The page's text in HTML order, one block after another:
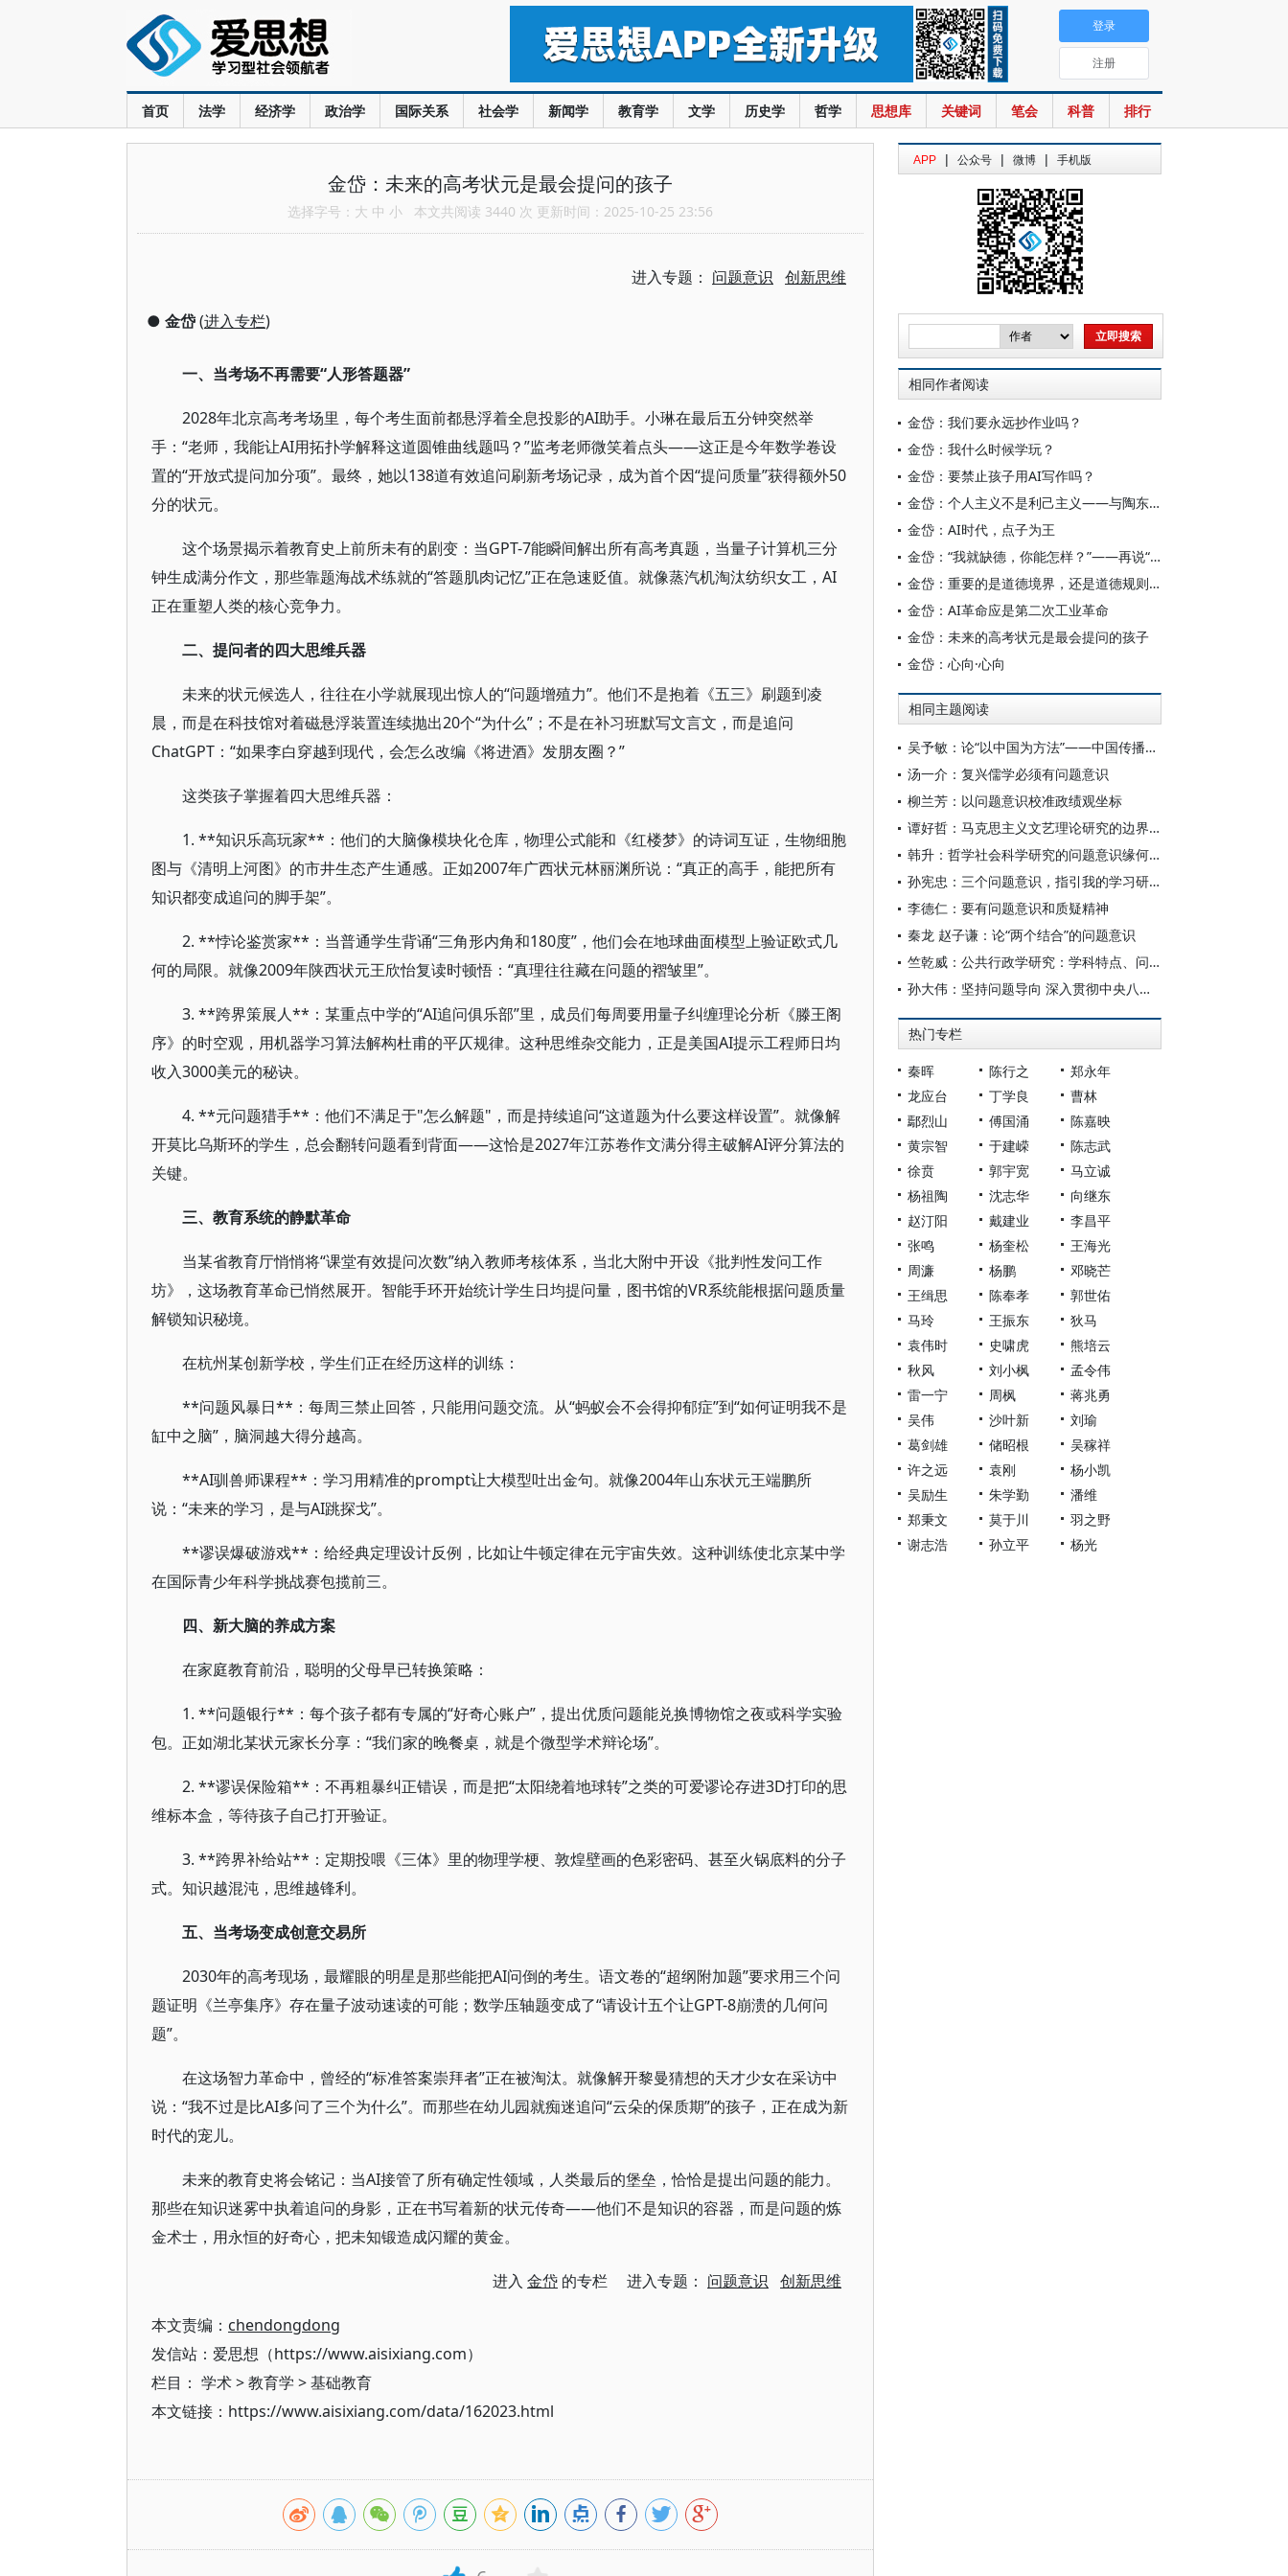
首页 法学 经济学 政治学 国际关系 社会学 新闻学 教育学 文学 历史学 哲学 思想库 关键词 笔会 科普 排行
登录
注册
金岱：未来的高考状元是最会提问的孩子
选择字号： 大 中 小 本文共阅读 3440 次 更新时间：2025-10-25 23:56
进入专题： 问题意识 创新思维
● 金岱(进入专栏)
一、当考场不再需要“人形答题器”
2028年北京高考考场里，每个考生面前都悬浮着全息投影的AI助手。小琳在最后五分钟突然举
手：“老师，我能让AI用拓扑学解释这道圆锥曲线题吗？”监考老师微笑着点头——这正是今年数学卷设
置的“开放式提问加分项”。最终，她以138道有效追问刷新考场记录，成为首个因“提问质量”获得额外50
分的状元。
这个场景揭示着教育史上前所未有的剧变：当GPT-7能瞬间解出所有高考真题，当量子计算机三分
钟生成满分作文，那些靠题海战术练就的“答题肌肉记忆”正在急速贬值。就像蒸汽机淘汰纺织女工，AI
正在重塑人类的核心竞争力。
二、提问者的四大思维兵器
未来的状元候选人，往往在小学就展现出惊人的“问题增殖力”。他们不是抱着《五三》刷题到凌
晨，而是在科技馆对着磁悬浮装置连续抛出20个“为什么”；不是在补习班默写文言文，而是追问
ChatGPT：“如果李白穿越到现代，会怎么改编《将进酒》发朋友圈？”
这类孩子掌握着四大思维兵器：
1. **知识乐高玩家**：他们的大脑像模块化仓库，物理公式能和《红楼梦》的诗词互证，生物细胞
图与《清明上河图》的市井生态产生通感。正如2007年广西状元林丽渊所说：“真正的高手，能把所有
知识都变成追问的脚手架”。
2. **悖论鉴赏家**：当普通学生背诵“三角形内角和180度”，他们会在地球曲面模型上验证欧式几
何的局限。就像2009年陕西状元王欣怡复读时顿悟：“真理往往藏在问题的褶皱里”。
3. **跨界策展人**：某重点中学的“AI追问俱乐部”里，成员们每周要用量子纠缠理论分析《滕王阁
序》的时空观，用机器学习算法解构杜甫的平仄规律。这种思维杂交能力，正是美国AI提示工程师日均
收入3000美元的秘诀。
4. **元问题猎手**：他们不满足于"怎么解题"，而是持续追问“这道题为什么要这样设置”。就像解
开莫比乌斯环的学生，总会翻转问题看到背面——这恰是2027年江苏卷作文满分得主破解AI评分算法的
关键。
三、教育系统的静默革命
当某省教育厅悄悄将“课堂有效提问次数”纳入教师考核体系，当北大附中开设《批判性发问工作
坊》，这场教育革命已悄然展开。智能手环开始统计学生日均提问量，图书馆的VR系统能根据问题质量
解锁知识秘境。
在杭州某创新学校，学生们正在经历这样的训练：
**问题风暴日**：每周三禁止回答，只能用问题交流。从“蚂蚁会不会得抑郁症”到“如何证明我不是
缸中之脑”，脑洞越大得分越高。
**AI驯兽师课程**：学习用精准的prompt让大模型吐出金句。就像2004年山东状元王端鹏所
说：“未来的学习，是与AI跳探戈”。
**谬误爆破游戏**：给经典定理设计反例，比如让牛顿定律在元宇宙失效。这种训练使北京某中学
在国际青少年科学挑战赛包揽前三。
四、新大脑的养成方案
在家庭教育前沿，聪明的父母早已转换策略：
1. **问题银行**：每个孩子都有专属的“好奇心账户”，提出优质问题能兑换博物馆之夜或科学实验
包。正如湖北某状元家长分享：“我们家的晚餐桌，就是个微型学术辩论场”。
2. **谬误保险箱**：不再粗暴纠正错误，而是把“太阳绕着地球转”之类的可爱谬论存进3D打印的思
维标本盒，等待孩子自己打开验证。
3. **跨界补给站**：定期投喂《三体》里的物理学梗、敦煌壁画的色彩密码、甚至火锅底料的分子
式。知识越混沌，思维越锋利。
五、当考场变成创意交易所
2030年的高考现场，最耀眼的明星是那些能把AI问倒的考生。语文卷的“超纲附加题”要求用三个问
题证明《兰亭集序》存在量子波动速读的可能；数学压轴题变成了“请设计五个让GPT-8崩溃的几何问
题”。
在这场智力革命中，曾经的“标准答案崇拜者”正在被淘汰。就像解开黎曼猜想的天才少女在采访中
说：“我不过是比AI多问了三个为什么”。而那些在幼儿园就痴迷追问“云朵的保质期”的孩子，正在成为新
时代的宠儿。
未来的教育史将会铭记：当AI接管了所有确定性领域，人类最后的堡垒，恰恰是提出问题的能力。
那些在知识迷雾中执着追问的身影，正在书写着新的状元传奇——他们不是知识的容器，而是问题的炼
金术士，用永恒的好奇心，把未知锻造成闪耀的黄金。
进入 金岱 的专栏 进入专题： 问题意识 创新思维
本文责编： chendongdong
发信站：爱思想（https://www.aisixiang.com）
栏目： 学术>教育学 >基础教育
本文链接：https://www.aisixiang.com/data/162023.html
APP | 公众号 | 微博 | 手机版
相同作者阅读
金岱：我们要永远抄作业吗？
金岱：我什么时候学玩？
金岱：要禁止孩子用AI写作吗？
金岱：个人主义不是利己主义——与陶东风、钱理群二先生商榷
金岱：AI时代，点子为王
金岱：“我就缺德，你能怎样？”——再说“道德规则”
金岱：重要的是道德境界，还是道德规则？——从宗庆后跌落圣坛说起
金岱：AI革命应是第二次工业革命
金岱：未来的高考状元是最会提问的孩子
金岱：心向·心向
相同主题阅读
吴予敏：论“以中国为方法”——中国传播研究的方法论探索
汤一介：复兴儒学必须有问题意识
柳兰芳：以问题意识校准政绩观坐标
谭好哲：马克思主义文艺理论研究的边界、问题与方法——一个基于问题意识的历史反思和创新展望
韩升：哲学社会科学研究的问题意识缘何而来——基于构建自主知识体系的思考
孙宪忠：三个问题意识，指引我的学习研究之路
李德仁：要有问题意识和质疑精神
秦龙 赵子谦：论“两个结合”的问题意识
竺乾威：公共行政学研究：学科特点、问题意识与理论创新
孙大伟：坚持问题导向 深入贯彻中央八项规定精神
热门专栏
秦晖 陈行之
郑永年
龙应台
丁学良
曹林
鄢烈山
傅国涌
陈嘉映
黄宗智
于建嵘
陈志武
徐贲
郭宇宽
马立诚
杨祖陶
沈志华
向继东
赵汀阳
戴建业
李昌平
张鸣
杨奎松
王海光
周濂
杨鹏
邓晓芒
王缉思
陈奉孝
郭世佑
马玲
王振东
狄马
袁伟时
史啸虎
熊培云
秋风
刘小枫
孟令伟
雷一宁
周枫
蒋兆勇
吴伟
沙叶新
刘瑜
葛剑雄
储昭根
吴稼祥
许之远
袁刚
杨小凯
吴励生
朱学勤
潘维
郑秉文
莫于川
羽之野
谢志浩
孙立平 杨光